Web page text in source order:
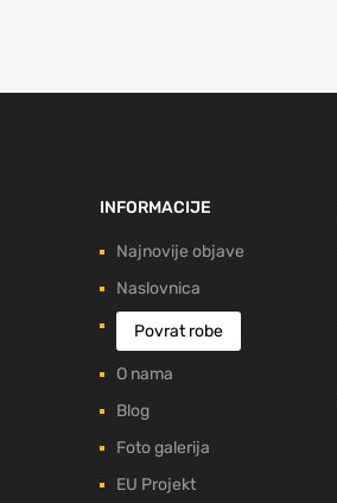
INFORMACIJE
Najnovije objave
Naslovnica
Povrat robe
O nama
Blog
Foto galerija
EU Projekt